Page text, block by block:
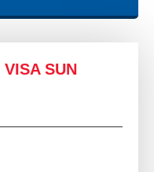
VISA SUN